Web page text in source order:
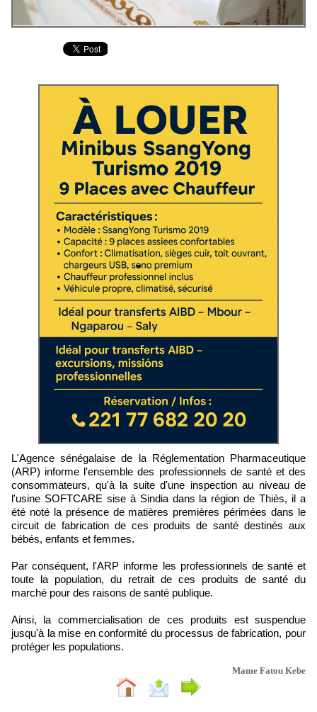
L'Agence sénégalaise de la Réglementation Pharmaceutique
(ARP) informe l'ensemble des professionnels de santé et des
consommateurs, qu'à la suite d'une inspection au niveau de
l'usine SOFTCARE sise à Sindia dans la région de Thiès, il a
été noté la présence de matières premières périmées dans le
circuit de fabrication de ces produits de santé destinés aux
bébés, enfants et femmes.
Par conséquent, l'ARP informe les professionnels de santé et
toute la population, du retrait de ces produits de santé du
marché pour des raisons de santé publique.
Ainsi, la commercialisation de ces produits est suspendue
jusqu'à la mise en conformité du processus de fabrication, pour
protéger les populations.
Mame Fatou Kebe